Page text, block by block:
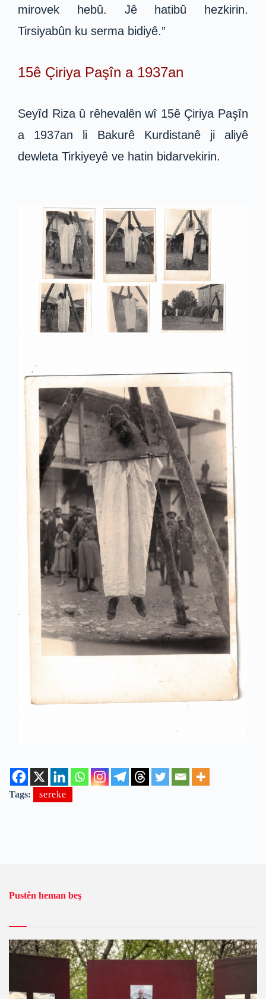
mirovek hebû. Jê hatibû hezkirin.
Tirsiyabûn ku serma bidiyê.”
15ê Çiriya Paşîn a 1937an
Seyîd Riza û rêhevalên wî 15ê Çiriya Paşîn
a 1937an li Bakurê Kurdistanê ji aliyê
dewleta Tirkiyeyê ve hatin bidarvekirin.
Tags: sereke
Pustên heman beş